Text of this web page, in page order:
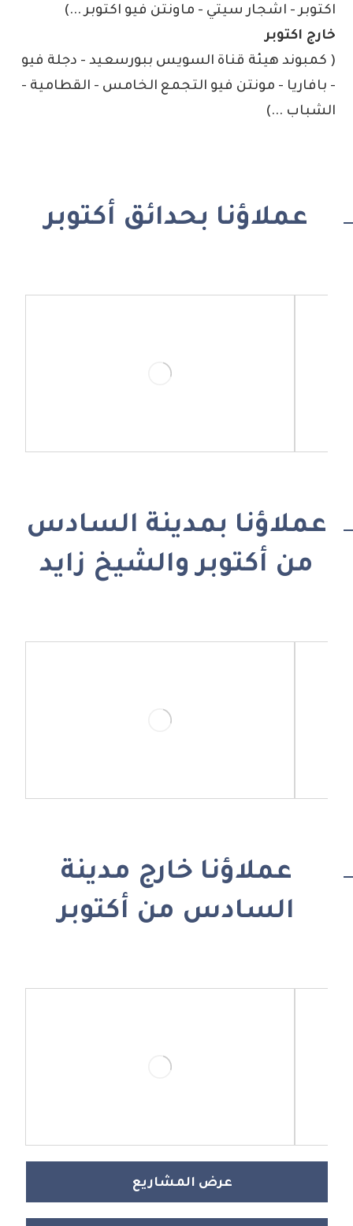
اكتوبر - اشجار سيتي - ماونتن فيو اكتوبر ...)
خارج اكتوبر
( كمبوند هيئة قناة السويس ببورسعيد - دجلة فيو
- بافاريا - مونتن فيو التجمع الخامس - القطامية -
الشباب ...)
عملاؤنا بحدائق أكتوبر
عملاؤنا بمدينة السادس
من أكتوبر والشيخ زايد
عملاؤنا خارج مدينة
السادس من أكتوبر
عرض المشاريع